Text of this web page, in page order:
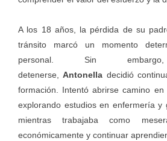
A los 18 años, la pérdida de su
tránsito marcó un momento
personal. Sin
detenerse,Antonella decidió
formación. Intentó abrirse camino
explorando estudios en enfermería y
mientras trabajaba como
económicamente y continuar